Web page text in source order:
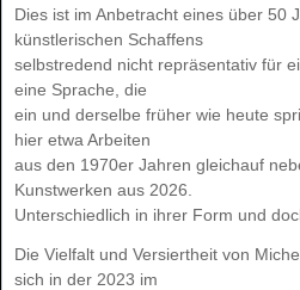
Dies ist im Anbetracht eines über 50
künstlerischen Schaffens
selbstredend nicht repräsentativ für
eine Sprache, die
ein und derselbe früher wie heute
hier etwa Arbeiten
aus den 1970er Jahren gleichauf
Kunstwerken aus 2026.
Unterschiedlich in ihrer Form und
Die Vielfalt und Versiertheit von
sich in der 2023 im